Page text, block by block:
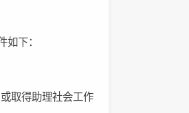
下：
取得助理社会工作